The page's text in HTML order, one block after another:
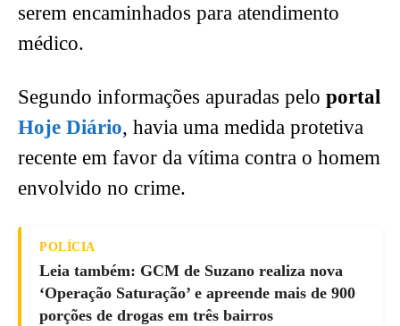
serem encaminhados para atendimento
médico.
Segundo informações apuradas pelo portal
Hoje Diário, havia uma medida protetiva
recente em favor da vítima contra o homem
envolvido no crime.
POLÍCIA
Leia também: GCM de Suzano realiza nova
‘Operação Saturação’ e apreende mais de 900
porções de drogas em três bairros